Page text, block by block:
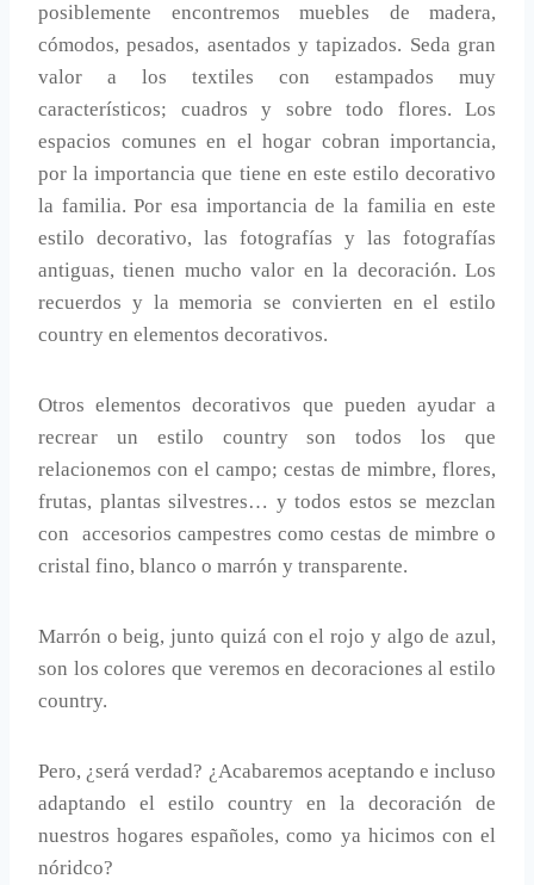
posiblemente encontremos muebles de madera,
cómodos, pesados, asentados y tapizados. Seda gran
valor a los textiles con estampados muy
característicos; cuadros y sobre todo flores. Los
espacios comunes en el hogar cobran importancia,
por la importancia que tiene en este estilo decorativo
la familia. Por esa importancia de la familia en este
estilo decorativo, las fotografías y las fotografías
antiguas, tienen mucho valor en la decoración. Los
recuerdos y la memoria se convierten en el estilo
country en elementos decorativos.
Otros elementos decorativos que pueden ayudar a
recrear un estilo country son todos los que
relacionemos con el campo; cestas de mimbre, flores,
frutas, plantas silvestres… y todos estos se mezclan
con accesorios campestres como cestas de mimbre o
cristal fino, blanco o marrón y transparente.
Marrón o beig, junto quizá con el rojo y algo de azul,
son los colores que veremos en decoraciones al estilo
country.
Pero, ¿será verdad? ¿Acabaremos aceptando e incluso
adaptando el estilo country en la decoración de
nuestros hogares españoles, como ya hicimos con el
nóridco?